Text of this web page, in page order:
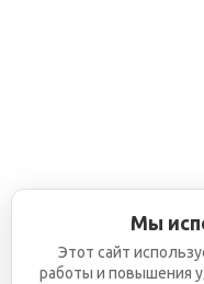
Мы
Этот сайт
работы и повышения